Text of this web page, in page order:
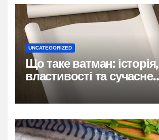
UNCATEGORIZED
Що таке ватман: історія,
властивості та сучасне
застосування